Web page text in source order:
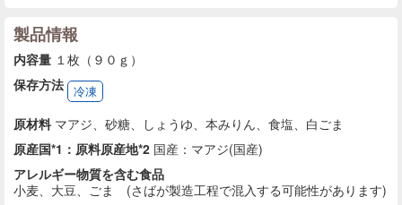
製品情報
内容量 １枚（９０ｇ）
保存方法 冷凍
原材料 マアジ、砂糖、しょうゆ、本みりん、食塩、白ごま
原産国*1：原料原産地*2 国産：マアジ(国産)
アレルギー物質を含む食品
小麦、大豆、ごま (さばが製造工程で混入する可能性があります)